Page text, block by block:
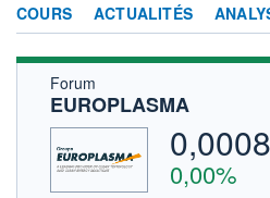
COURS ACTUALITÉS
Forum
EUROPLASMA
0,0008
0,00%